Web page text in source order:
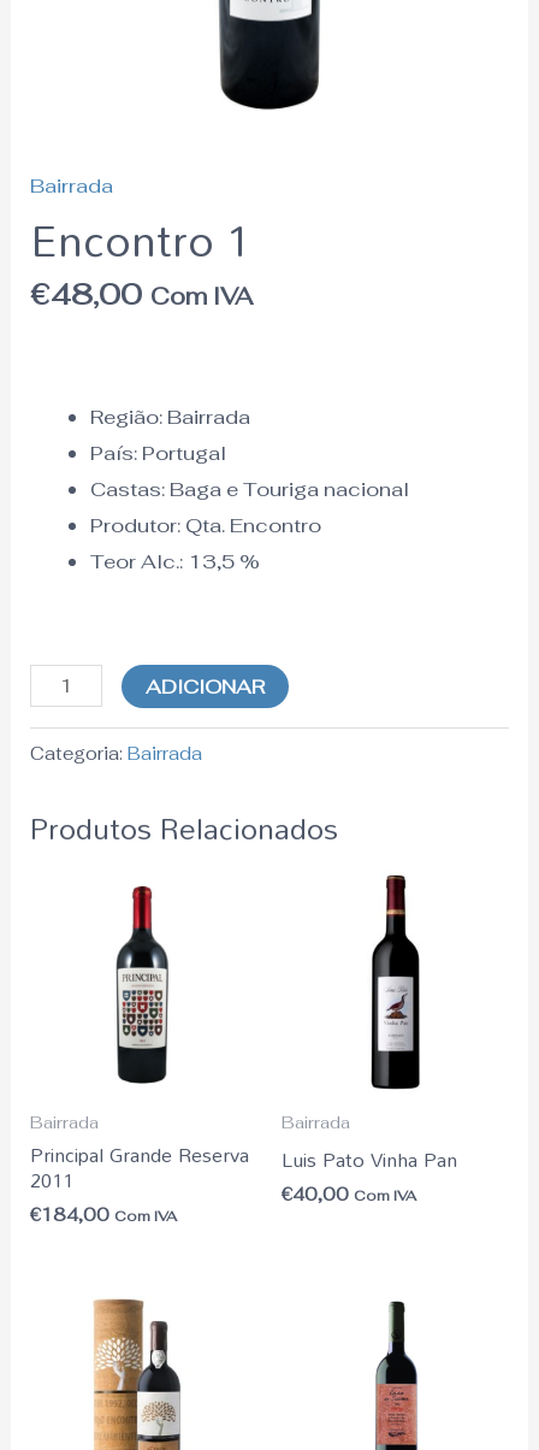
Bairrada
Encontro 1
€48,00 Com IVA
Região: Bairrada
País: Portugal
Castas: Baga e Touriga nacional
Produtor: Qta. Encontro
Teor Alc.:13,5%
ADICIONAR
Categoria:Bairrada
Produtos Relacionados
Bairrada
Principal Grande Reserva
2011
€184,00 Com IVA
Bairrada
Luis Pato Vinha Pan
€40,00 Com IVA